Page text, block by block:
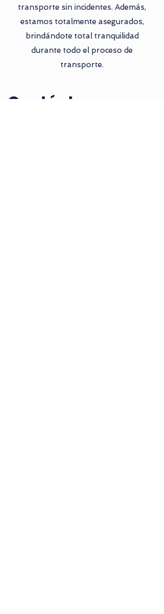
transporte sin incidentes. Además,
estamos totalmente asegurados,
brindándote total tranquilidad
durante todo el proceso de
transporte.
Contáctenos para